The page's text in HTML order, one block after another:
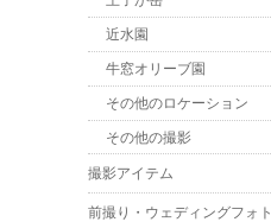
近水園
牛窓オリーブ園
その他のロケーション
その他の撮影
撮影アイテム
前撮り・ウェディングフォト